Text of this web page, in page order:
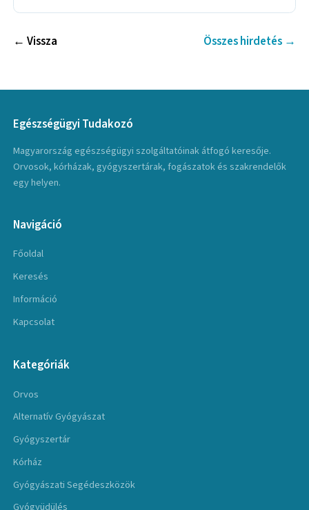
← Vissza Összes hirdetés →
Egészségügyi Tudakozó
Magyarország egészségügyi szolgáltatóinak átfogó keresője.
Orvosok, kórházak, gyógyszertárak, fogászatok és szakrendelők
egy helyen.
Navigáció
Főoldal
Keresés
Információ
Kapcsolat
Kategóriák
Orvos
Alternatív Gyógyászat
Gyógyszertár
Kórház
Gyógyászati Segédeszközök